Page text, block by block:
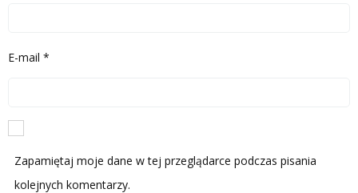
E-mail *
Zapamiętaj moje dane w tej przeglądarce podczas pisania
kolejnych komentarzy.